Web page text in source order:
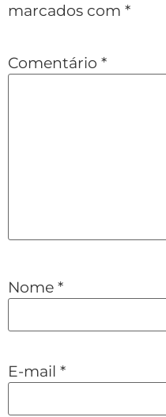
marcados com *
Comentário *
Nome *
E-mail *